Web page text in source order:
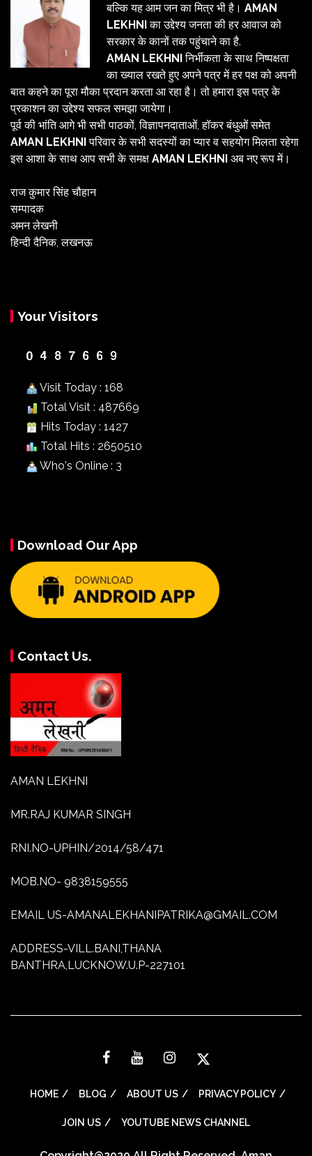
बल्कि यह आम जन का मित्र भी है। AMAN
LEKHNIका उद्देश्य जनता की हर आवाज को
सरकार के कानों तक पहुंचाने का है.
AMAN LEKHNIनिर्भीकता के साथ निष्पक्षता
का ख्याल रखते हुए अपने पत्र में हर पक्ष को अपनी
बात कहने का पूरा मौका प्रदान करता आ रहा है। तो हमारा इस पत्र के
प्रकाशन का उद्देश्य सफल समझा जायेगा।
पूर्व की भांति आगे भी सभी पाठकों, विज्ञापनदाताओं, हॉकर बंधुओं समेत
AMAN LEKHNIपरिवार के सभी सदस्यों का प्यार व सहयोग मिलता रहेगा
इस आशा के साथ आप सभी के समक्ष AMAN LEKHNI अब नए रूप में।
राज कुमार सिंह चौहान
सम्पादक
अमन लेखनी
हिन्दी दैनिक, लखनऊ
Your Visitors
Visit Today : 168
Total Visit : 487669
Hits Today : 1427
Total Hits : 2650510
Who's Online : 3
Download Our App
Contact Us.
AMAN LEKHNI
MR.RAJ KUMAR SINGH
RNI.NO-UPHIN/2014/58/471
MOB.NO- 9838159555
EMAIL US-AMANALEKHANIPATRIKA@GMAIL.COM
ADDRESS-VILL.BANI,THANA
BANTHRA,LUCKNOW.U.P-227101
HOME BLOG ABOUT US PRIVACY POLICY
JOIN US YOUTUBE NEWS CHANNEL